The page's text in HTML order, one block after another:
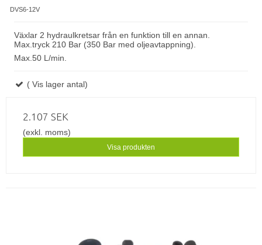
DVS6-12V
Växlar 2 hydraulkretsar från en funktion till en annan.
Max.tryck 210 Bar (350 Bar med oljeavtappning).
Max.50 L/min.
( Vis lager antal)
2.107 SEK
(exkl. moms)
Visa produkten